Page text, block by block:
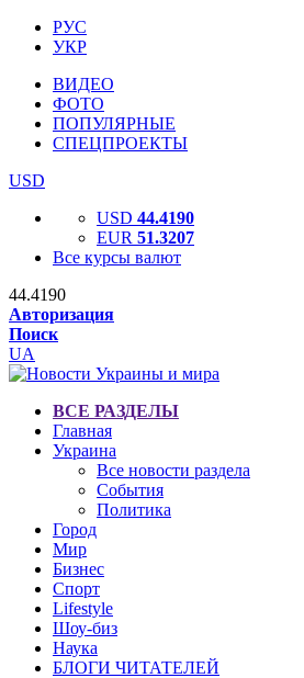
РУС
УКР
ВИДЕО
ФОТО
ПОПУЛЯРНЫЕ
СПЕЦПРОЕКТЫ
USD
USD 44.4190
EUR 51.3207
Все курсы валют
44.4190
Авторизация
Поиск
UA
ВСЕ РАЗДЕЛЫ
Главная
Украина
Все новости раздела
События
Политика
Город
Мир
Бизнес
Спорт
Lifestyle
Шоу-биз
Наука
БЛОГИ ЧИТАТЕЛЕЙ